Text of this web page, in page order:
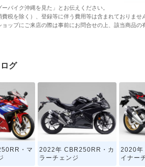
バイク沖縄を見た」とお伝えください。
税を除く）、登録等に伴う費用等は含まれておりま
ップにご来店の際は事前にお問合せの上、該当商品
グ
・マ
2022年 CBR250RR・カ
ラーチェンジ
2020年
イナー